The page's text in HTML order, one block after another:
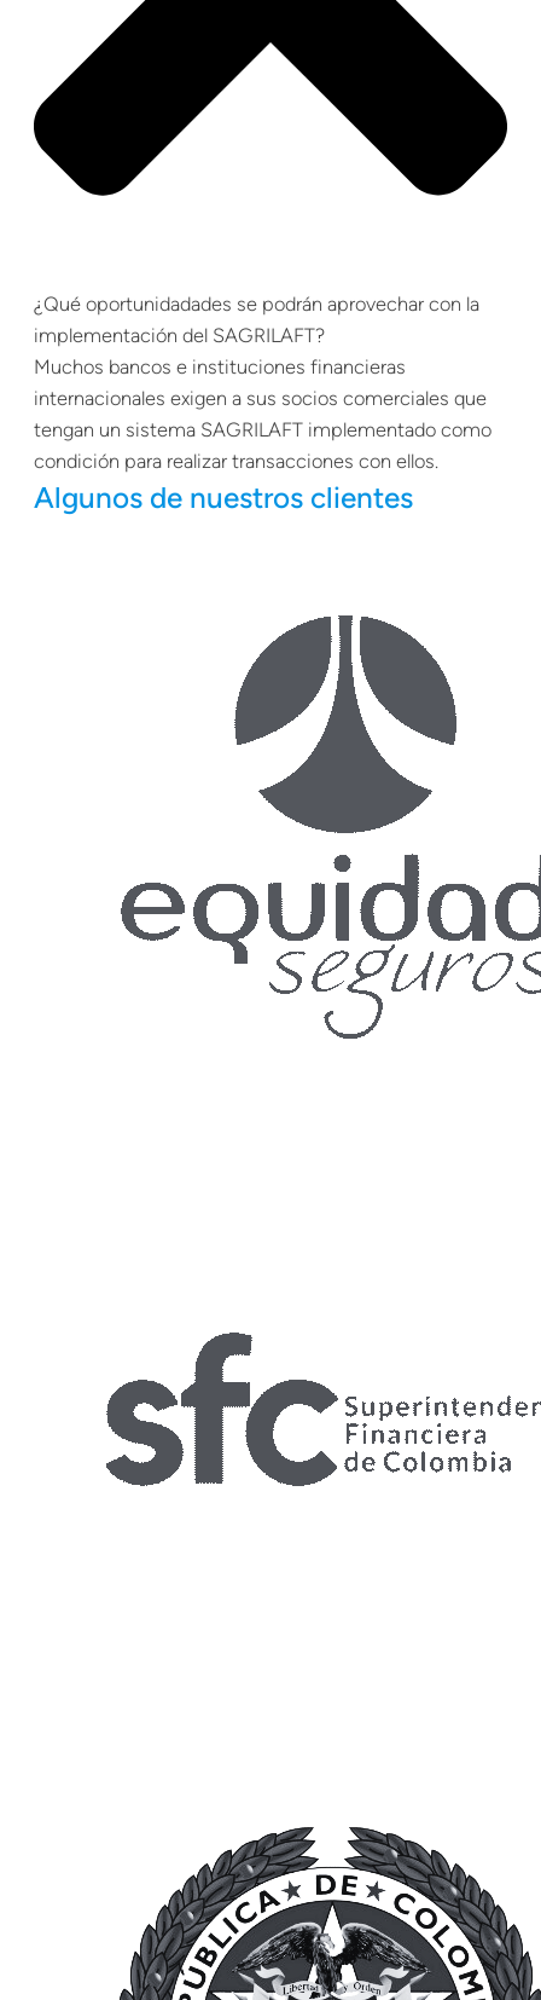
¿Qué oportunidadades se podrán aprovechar con la
implementación del SAGRILAFT?
Muchos bancos e instituciones financieras
internacionales exigen a sus socios comerciales que
tengan un sistema SAGRILAFT implementado como
condición para realizar transacciones con ellos.
Algunos de nuestros clientes